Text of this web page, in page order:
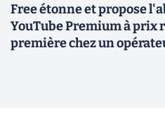
Free étonne et propose
YouTube Premium à prix
première chez un